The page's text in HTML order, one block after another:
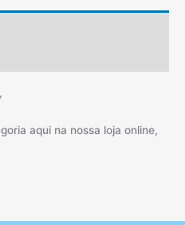
aqui na nossa loja online,